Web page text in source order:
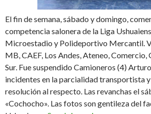
El fin de semana, sábado y domingo,
competencia salonera de la Liga
Microestadio y Polideportivo Mercantil.
MB, CAEF, Los Andes, Ateneo, Comercio,
Sur. Fue suspendido Camioneros (4)
incidentes en la parcialidad transportista y
resolución al respecto. Las revanchas el
«Cochocho». Las fotos son gentileza del